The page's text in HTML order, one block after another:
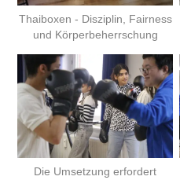
Thaiboxen - Disziplin, Fairness
und Körperbeherrschung
Die Umsetzung erfordert